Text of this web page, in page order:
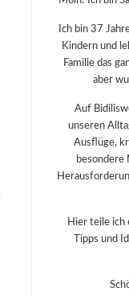
Ich bin 37
Kindern und
Familie das
aber
Auf
unseren
Ausflüge,
besondere
Hier teile ich
Tipps und